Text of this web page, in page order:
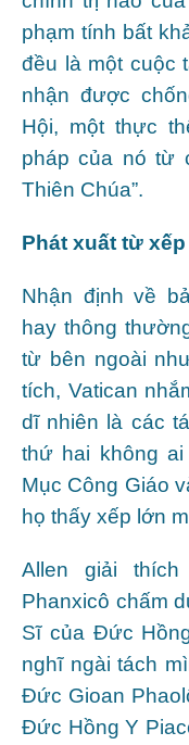
phạm tính bất
đều là một cuộc
nhận được
Hội, một thực
pháp của nó từ
Thiên Chúa”.
Phát xuất từ
Nhận định về
hay thông
từ bên ngoài
tích, Vatican
dĩ nhiên là các
thứ hai không
Mục Công Giáo
họ thấy xếp lớn
Allen giải
Phanxicô chấm
Sĩ của Đức
nghĩ ngài tách
Đức Gioan
Đức Hồng Y